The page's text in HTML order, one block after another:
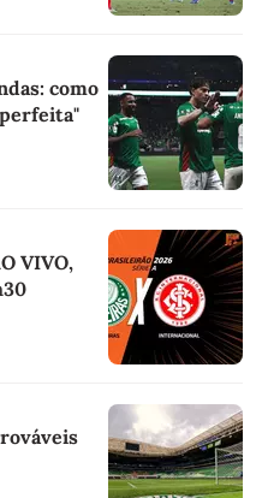
como
VIVO,